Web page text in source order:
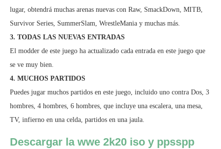
lugar, obtendrá muchas arenas nuevas con Raw, SmackDown, MITB,
Survivor Series, SummerSlam, WrestleMania y muchas más.
3. TODAS LAS NUEVAS ENTRADAS
El modder de este juego ha actualizado cada entrada en este juego que
se ve muy bien.
4. MUCHOS PARTIDOS
Puedes jugar muchos partidos en este juego, incluido uno contra Dos, 3
hombres, 4 hombres, 6 hombres, que incluye una escalera, una mesa,
TV, infierno en una celda, partidos en una jaula.
Descargar la wwe 2k20 iso y ppsspp